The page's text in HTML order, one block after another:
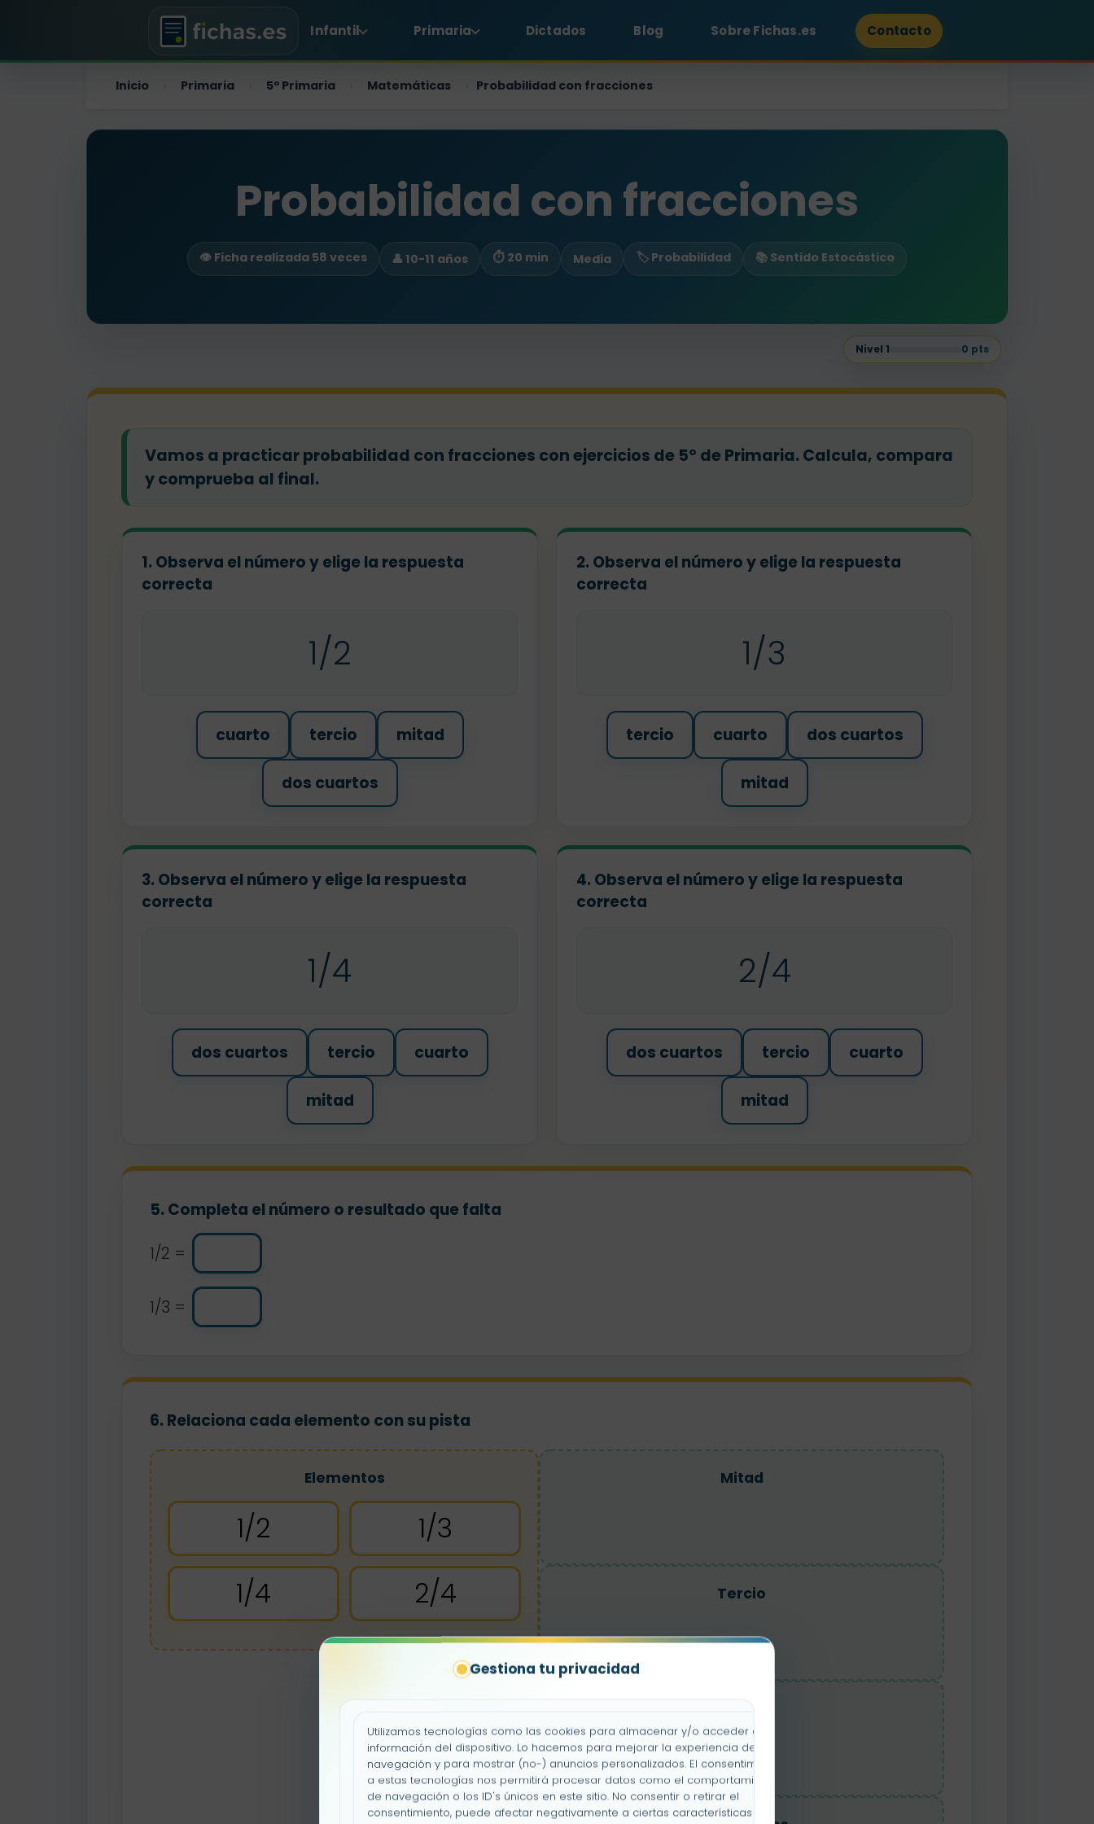
Gestiona tu privacidad
Utilizamos tecnologías como las cookies para almacenar y/o acceder a la
información del dispositivo. Lo hacemos para mejorar la experiencia de
navegación y para mostrar (no-) anuncios personalizados. El consentimiento
a estas tecnologías nos permitirá procesar datos como el comportamiento
de navegación o los ID's únicos en este sitio. No consentir o retirar el
consentimiento, puede afectar negativamente a ciertas características y
Infantil Primaria Dictados Blog Sobre Fichas.es Contacto
Inicio › Primaria › 5º Primaria › Matemáticas › Probabilidad con fracciones
Probabilidad con fracciones
👁️ Ficha realizada 58 veces 👤 10-11 años ⏱ 20 min Media 🏷️ Probabilidad 📚 Sentido Estocástico
Nivel 1 0 pts
Vamos a practicar probabilidad con fracciones con ejercicios de 5º de Primaria. Calcula, compara
y comprueba al final.
1. Observa el número y elige la respuesta
correcta
1/2
cuarto tercio mitad
dos cuartos
2. Observa el número y elige la respuesta
correcta
1/3
tercio cuarto dos cuartos
mitad
3. Observa el número y elige la respuesta
correcta
1/4
dos cuartos tercio cuarto
mitad
4. Observa el número y elige la respuesta
correcta
2/4
dos cuartos tercio cuarto
mitad
5. Completa el número o resultado que falta
1/2 =
1/3 =
6. Relaciona cada elemento con su pista
Elementos
1/2
1/3
1/4
2/4
Mitad
Tercio
Cuarto